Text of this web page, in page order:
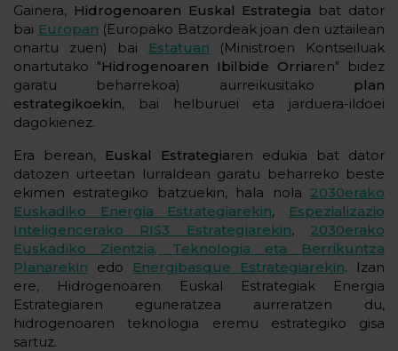
Gainera, Hidrogenoaren Euskal Estrategia bat dator
bai Europan (Europako Batzordeak joan den uztailean
onartu zuen) bai
Estatuan (Ministroen Kontseiluak
onartutako "Hidrogenoaren Ibilbide Orriaren" bidez
garatu beharrekoa) aurreikusitako plan
estrategikoekin, bai helburuei eta jarduera-ildoei
dagokienez.
Era berean,
Euskal Estrategiaren edukia bat dator
datozen urteetan lurraldean garatu beharreko beste
ekimen estrategiko batzuekin, hala nola 2030erako
Euskadiko Energia Estrategiarekin,
Espezializazio
Inteligencerako RIS3 Estrategiarekin, 2030erako
Euskadiko Zientzia, Teknologia eta Berrikuntza
Planarekin edo Energibasque Estrategiarekin. Izan
ere, Hidrogenoaren Euskal Estrategiak Energia
Estrategiaren eguneratzea aurreratzen du,
hidrogenoaren teknologia eremu estrategiko gisa
sartuz.